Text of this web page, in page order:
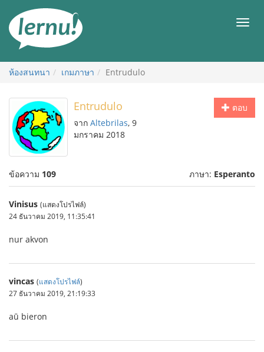
สารบัญ
เมนู
ห้องสนทนา เกมภาษา Entrudulo
ตอบ
Entrudulo
จาก Altebrilas, 9
มกราคม 2018
ข้อความ 109 ภาษา: Esperanto
Vinisus (แสดงโปรไฟล์)
24 ธันวาคม 2019, 11:35:41
nur akvon
vincas (แสดงโปรไฟล์)
27 ธันวาคม 2019, 21:19:33
aū bieron